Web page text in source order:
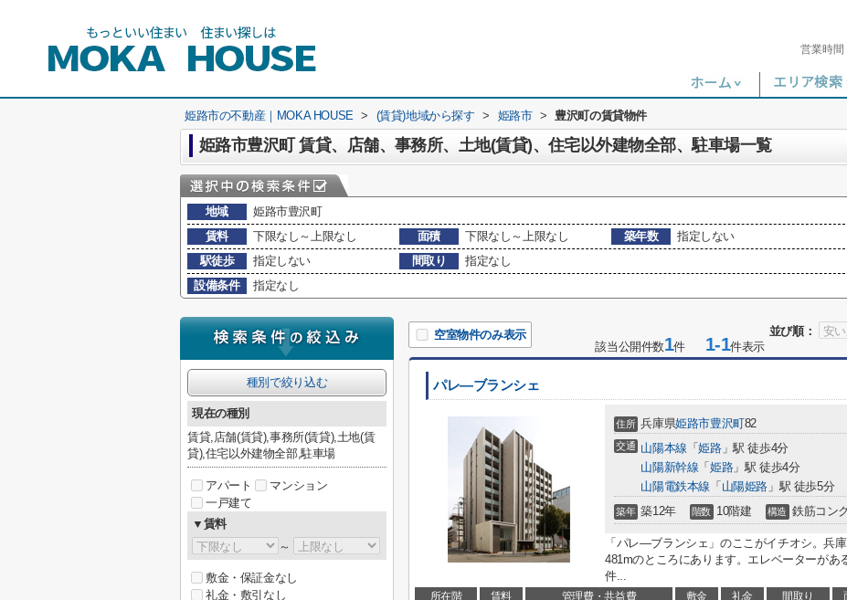
営業時間
姫路市の不動産｜MOKA HOUSE > (賃貸)地域から探す > 姫路市 > 豊沢町の賃貸物件
姫路市豊沢町 賃貸、店舗、事務所、土地(賃貸)、住宅以外建物全部、駐車場一覧
地域
姫路市豊沢町
賃料
下限なし～上限なし 面積 下限なし～上限なし 築年数
指定しない
駅徒歩
指定しない 間取り
指定なし
設備条件
指定なし
並び順：
空室物件のみ表示
該当公開件数1件 1-1件表示
パレ―ブランシェ
住所 兵庫県姫路市豊沢町82
交通 山陽本線 「姫路」駅 徒歩4分
山陽新幹線 「 姫路」駅 徒歩4分
山陽電鉄本線 「 山陽姫路 」駅 徒歩5分
築年 築12年 階数 10階建 構造 鉄筋コン
「パレ―ブランシェ」のここがイチオシ。兵
481mのところにあります。エレベーターがあ
件...
所在階 賃料 管理費・共益費 敷金 礼金 間取り
種別で絞り込む
現在の種別
賃貸,店舗(賃貸),事務所(賃貸),土地(賃
貸),住宅以外建物全部,駐車場
アパート
マンション
一戸建て
▼賃料
～
敷金・保証金なし
礼金・敷引なし